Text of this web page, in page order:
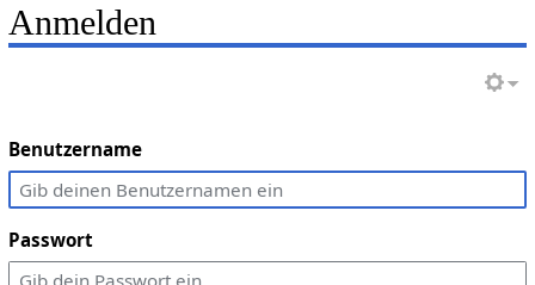
Anmelden
Benutzername
Passwort